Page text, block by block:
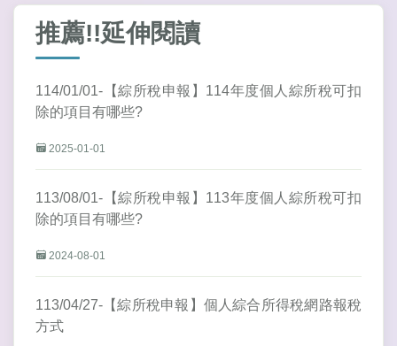
推薦!!延伸閱讀
114/01/01-【綜所稅申報】114年度個人綜所稅可扣
除的項目有哪些?
2025-01-01
113/08/01-【綜所稅申報】113年度個人綜所稅可扣
除的項目有哪些?
2024-08-01
113/04/27-【綜所稅申報】個人綜合所得稅網路報稅
方式